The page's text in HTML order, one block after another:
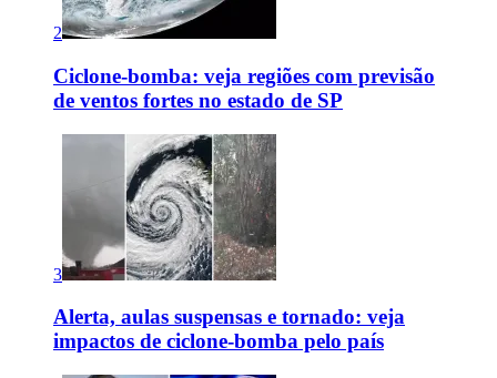
2
Ciclone-bomba: veja regiões com previsão
de ventos fortes no estado de SP
3
Alerta, aulas suspensas e tornado: veja
impactos de ciclone-bomba pelo país